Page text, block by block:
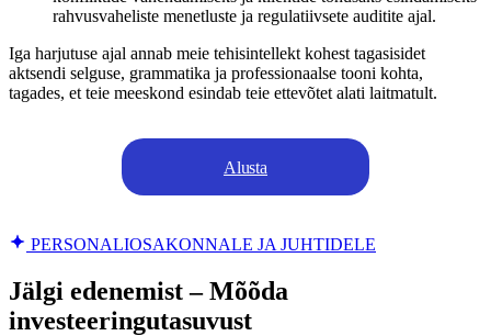
rahvusvaheliste menetluste ja regulatiivsete auditite ajal.
Iga harjutuse ajal annab meie tehisintellekt kohest tagasisidet
aktsendi selguse, grammatika ja professionaalse tooni kohta,
tagades, et teie meeskond esindab teie ettevõtet alati laitmatult.
Alusta
PERSONALIOSAKONNALE JA JUHTIDELE
Jälgi edenemist – Mõõda
investeeringutasuvust